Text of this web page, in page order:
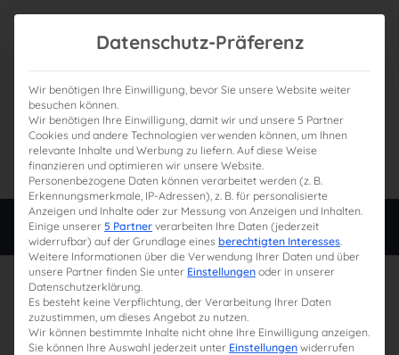
0
Gesamtpreis
0,00 €
Datenschutz-Präferenz
Wir benötigen Ihre Einwilligung, bevor Sie unsere Website weiter
besuchen können.
Wir benötigen Ihre Einwilligung, damit wir und unsere 5 Partner
Cookies und andere Technologien verwenden können, um Ihnen
relevante Inhalte und Werbung zu liefern. Auf diese Weise
finanzieren und optimieren wir unsere Website.
Personenbezogene Daten können verarbeitet werden (z. B.
Erkennungsmerkmale, IP-Adressen), z. B. für personalisierte
Anzeigen und Inhalte oder zur Messung von Anzeigen und Inhalten.
Einige unserer 5 Partner verarbeiten Ihre Daten (jederzeit
widerrufbar) auf der Grundlage eines berechtigten Interesses.
Weitere Informationen über die Verwendung Ihrer Daten und über
unsere Partner finden Sie unter Einstellungen oder in unserer
Datenschutzerklärung.
Es besteht keine Verpflichtung, der Verarbeitung Ihrer Daten
zuzustimmen, um dieses Angebot zu nutzen.
Wir können bestimmte Inhalte nicht ohne Ihre Einwilligung anzeigen.
Sie können Ihre Auswahl jederzeit unter Einstellungen widerrufen